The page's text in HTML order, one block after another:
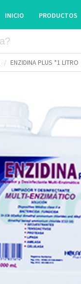
INICIO PRODUCTOS
ENZIDINA PLUS *1 LITRO